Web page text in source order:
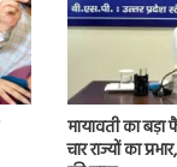
मायावती का बड़ा
चार राज्यों का